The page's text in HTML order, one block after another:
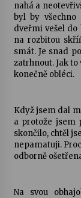
nahá a
byl by
dveřmi vešel do
na rozbitou
smát. Je snad
zatrhnout. Jak
konečně obléci.
Když jsem dal
a protože jsem
skončilo, chtěl
nepamatuji.
odborně
Na svou